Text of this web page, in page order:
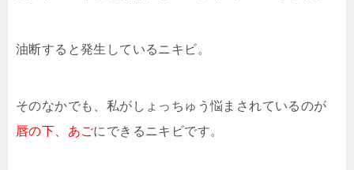
油断すると発生しているニキビ。
そのなかでも、私がしょっちゅう悩まされているのが
唇の下、あごにできるニキビです。